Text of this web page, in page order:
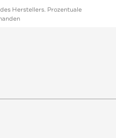
Herstellers. Prozentuale